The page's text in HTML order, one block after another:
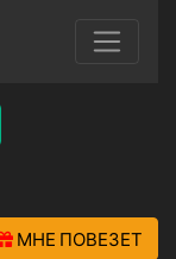
МНЕ ПОВЕЗЕТ